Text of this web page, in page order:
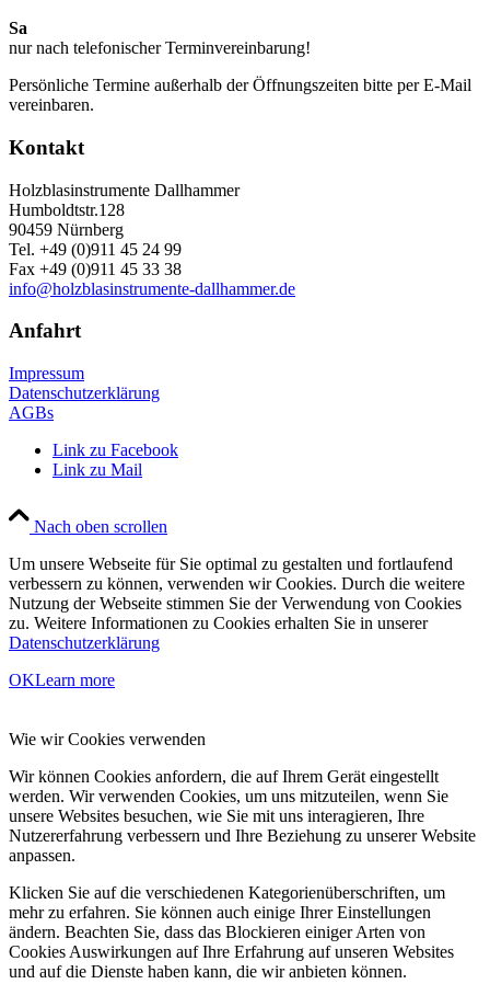
1 Stunden 00 Minuten
Was können wir für sie tun:
Hiermit bestätige ich die
Sa
nur nach telefonischer Terminvereinbarung!
Persönliche Termine außerhalb der Öffnungszeiten bitte per E-Mail
vereinbaren.
Kontakt
Holzblasinstrumente Dallhammer
Humboldtstr.128
90459 Nürnberg
Tel. +49 (0)911 45 24 99
Fax +49 (0)911 45 33 38
info@holzblasinstrumente-dallhammer.de
Anfahrt
Impressum
Datenschutzerklärung
AGBs
Link zu Facebook
Link zu Mail
Nach oben scrollen
Um unsere Webseite für Sie optimal zu gestalten und fortlaufend
verbessern zu können, verwenden wir Cookies. Durch die weitere
Nutzung der Webseite stimmen Sie der Verwendung von Cookies
zu. Weitere Informationen zu Cookies erhalten Sie in unserer
Datenschutzerklärung
OKLearn more
Wie wir Cookies verwenden
Wir können Cookies anfordern, die auf Ihrem Gerät eingestellt
werden. Wir verwenden Cookies, um uns mitzuteilen, wenn Sie
unsere Websites besuchen, wie Sie mit uns interagieren, Ihre
Nutzererfahrung verbessern und Ihre Beziehung zu unserer Website
anpassen.
Klicken Sie auf die verschiedenen Kategorienüberschriften, um
mehr zu erfahren. Sie können auch einige Ihrer Einstellungen
ändern. Beachten Sie, dass das Blockieren einiger Arten von
Cookies Auswirkungen auf Ihre Erfahrung auf unseren Websites
und auf die Dienste haben kann, die wir anbieten können.